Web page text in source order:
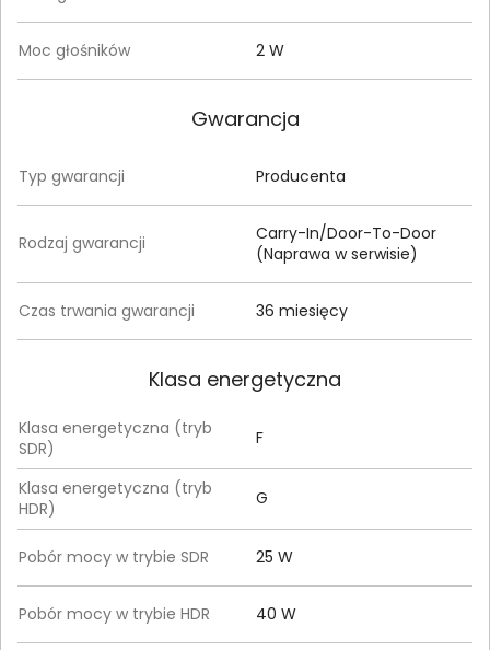
Moc głośników 2 W
Gwarancja
Typ gwarancji Producenta
Rodzaj gwarancji
Carry-In/Door-To-Door
(Naprawa w serwisie)
Czas trwania gwarancji 36 miesięcy
Klasa energetyczna
Klasa energetyczna (tryb
SDR)
F
Klasa energetyczna (tryb
HDR)
G
Pobór mocy w trybie SDR 25 W
Pobór mocy w trybie HDR 40 W